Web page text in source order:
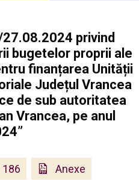
privind
bugetelor proprii ale
finanțarea Unității
Județul Vrancea
de sub autoritatea
Vrancea, pe anul
186 Anexe